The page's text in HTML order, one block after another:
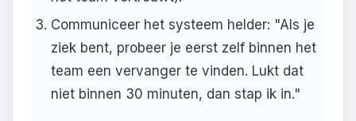
Communiceer het systeem helder: "Als je
ziek bent, probeer je eerst zelf binnen het
team een vervanger te vinden. Lukt dat
niet binnen 30 minuten, dan stap ik in."